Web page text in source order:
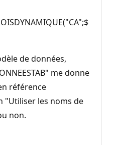
de données,
me donne
référence
"Utiliser les noms de
non.